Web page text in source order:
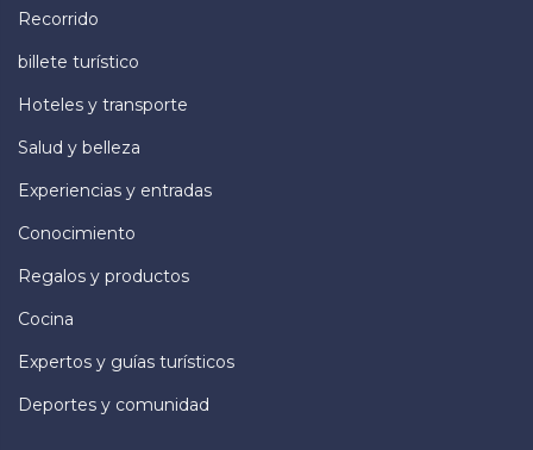
Recorrido
billete turístico
Hoteles y transporte
Salud y belleza
Experiencias y entradas
Conocimiento
Regalos y productos
Cocina
Expertos y guías turísticos
Deportes y comunidad